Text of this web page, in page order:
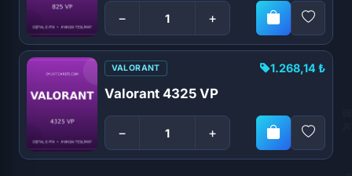
− +
VALORANT
Valorant 4325 VP
− +
1.268,14 ₺